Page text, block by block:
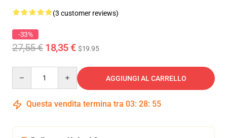
(3 customer reviews)
-33%
27,55 € 18,35 € $19.95
AGGIUNGI AL CARRELLO
Questa vendita termina tra 03: 28: 54